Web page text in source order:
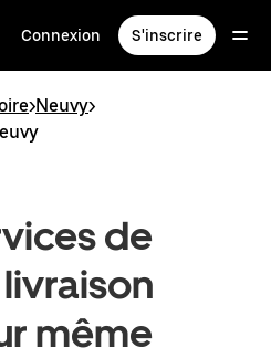
Connexion S'inscrire
>Neuvy>
de
même